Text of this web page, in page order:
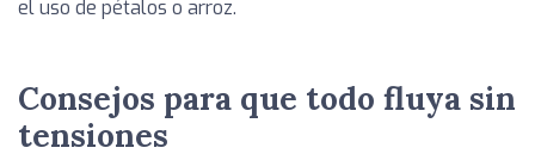
el uso de pétalos o arroz.
Consejos para que todo fluya sin
tensiones